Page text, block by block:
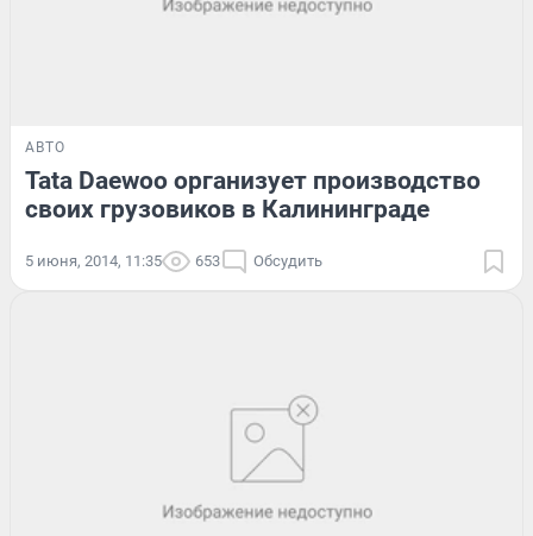
АВТО
Tata Daewoo организует производство
своих грузовиков в Калининграде
5 июня, 2014, 11:35 653 Обсудить